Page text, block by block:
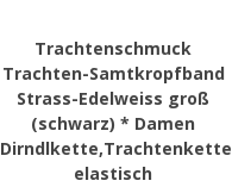
Trachtenschmuck
Trachten-Samtkropfband
Strass-Edelweiss groß
(schwarz) * Damen
Dirndlkette,Trachtenkette
elastisch